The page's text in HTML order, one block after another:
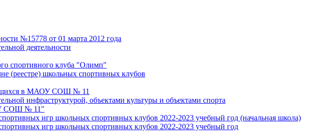
№15778 от 01 марта 2012 года
деятельности
спортивного клуба "Олимп"
(реестре) школьных спортивных клубов
в МАОУ СОШ № 11
инфраструктурой, объектами культуры и объектами спорта
СОШ № 11"
игр школьных спортивных клубов 2022-2023 учебный год (начальная школа)
игр школьных спортивных клубов 2022-2023 учебный год